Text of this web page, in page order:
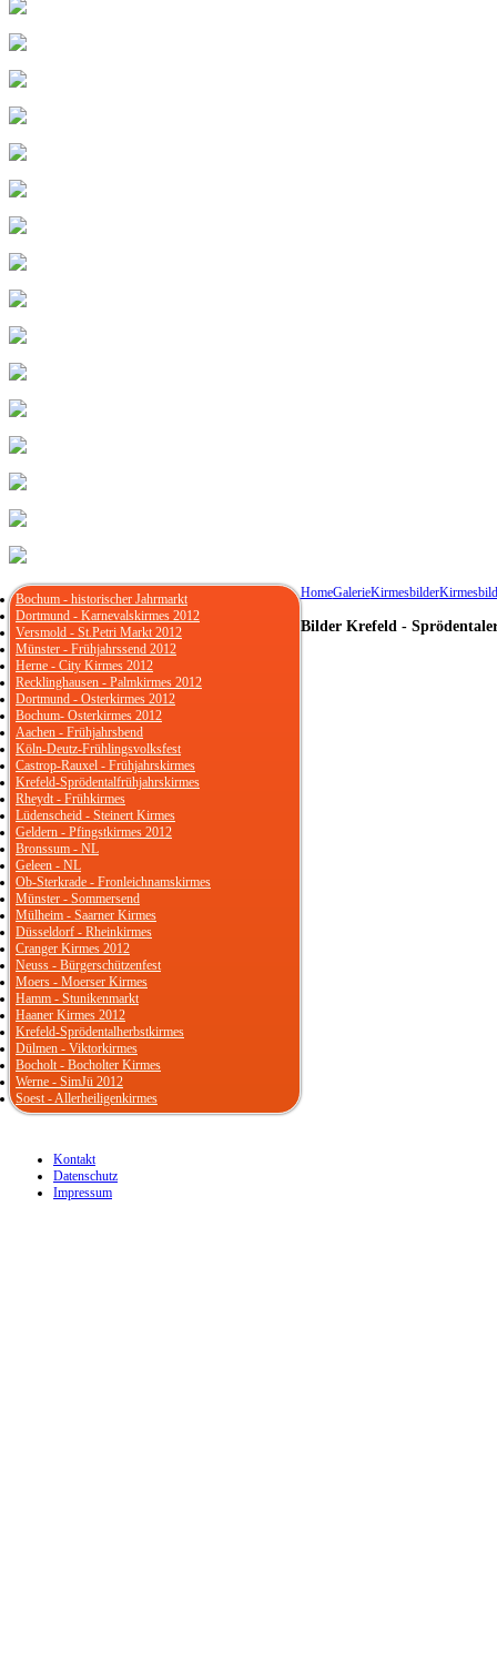
HomeGalerieKirmesbilder
Bilder Krefeld -
Bochum - historischer Jahrmarkt
Dortmund - Karnevalskirmes 2012
Versmold - St.Petri Markt 2012
Münster - Frühjahrssend 2012
Herne - City Kirmes 2012
Recklinghausen - Palmkirmes 2012
Dortmund - Osterkirmes 2012
Bochum- Osterkirmes 2012
Aachen - Frühjahrsbend
Köln-Deutz-Frühlingsvolksfest
Castrop-Rauxel - Frühjahrskirmes
Krefeld-Sprödentalfrühjahrskirmes
Rheydt - Frühkirmes
Lüdenscheid - Steinert Kirmes
Geldern - Pfingstkirmes 2012
Bronssum - NL
Geleen - NL
Ob-Sterkrade - Fronleichnamskirmes
Münster - Sommersend
Mülheim - Saarner Kirmes
Düsseldorf - Rheinkirmes
Cranger Kirmes 2012
Neuss - Bürgerschützenfest
Moers - Moerser Kirmes
Hamm - Stunikenmarkt
Haaner Kirmes 2012
Krefeld-Sprödentalherbstkirmes
Dülmen - Viktorkirmes
Bocholt - Bocholter Kirmes
Werne - SimJü 2012
Soest - Allerheiligenkirmes
Kontakt
Datenschutz
Impressum